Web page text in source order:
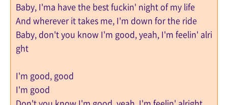
Baby, I'ma have the best fuckin' night of my life
And wherever it takes me, I'm down for the ride
Baby, don't you know I'm good, yeah, I'm feelin' alri
ght
I'm good, good
I'm good